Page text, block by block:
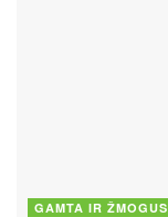
GAMTA IR ŽMOGUS